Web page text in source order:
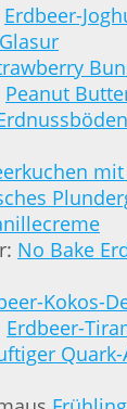
Erdbeer-
Peanut
No Bake
Kokos-
Erdbeer-